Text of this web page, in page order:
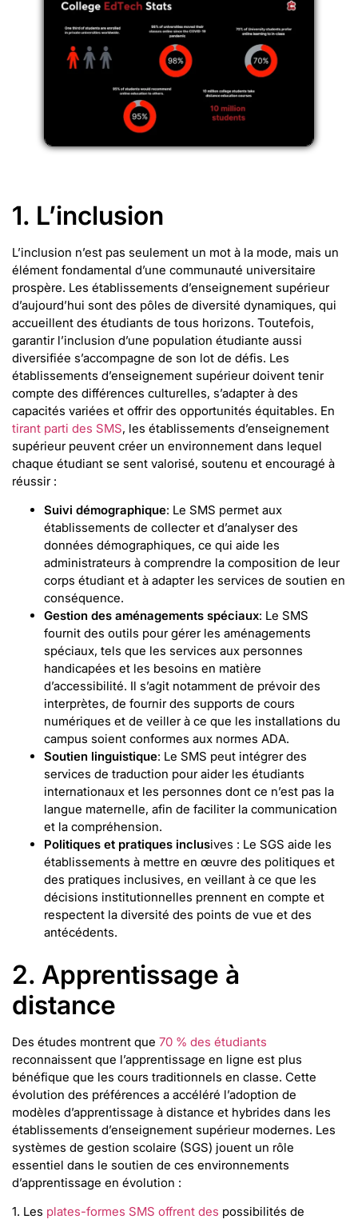
1. L’inclusion
L’inclusion n’est pas seulement un mot à la mode, mais un
élément fondamental d’une communauté universitaire
prospère. Les établissements d’enseignement supérieur
d’aujourd’hui sont des pôles de diversité dynamiques, qui
accueillent des étudiants de tous horizons. Toutefois,
garantir l’inclusion d’une population étudiante aussi
diversifiée s’accompagne de son lot de défis. Les
établissements d’enseignement supérieur doivent tenir
compte des différences culturelles, s’adapter à des
capacités variées et offrir des opportunités équitables. En
tirant parti des SMS, les établissements d’enseignement
supérieur peuvent créer un environnement dans lequel
chaque étudiant se sent valorisé, soutenu et encouragé à
réussir :
Suivi démographique: Le SMS permet aux
établissements de collecter et d’analyser des
données démographiques, ce qui aide les
administrateurs à comprendre la composition de leur
corps étudiant et à adapter les services de soutien en
conséquence.
Gestion des aménagements spéciaux: Le SMS
fournit des outils pour gérer les aménagements
spéciaux, tels que les services aux personnes
handicapées et les besoins en matière
d’accessibilité. Il s’agit notamment de prévoir des
interprètes, de fournir des supports de cours
numériques et de veiller à ce que les installations du
campus soient conformes aux normes ADA.
Soutien linguistique: Le SMS peut intégrer des
services de traduction pour aider les étudiants
internationaux et les personnes dont ce n’est pas la
langue maternelle, afin de faciliter la communication
et la compréhension.
Politiques et pratiques inclusives : Le SGS aide les
établissements à mettre en œuvre des politiques et
des pratiques inclusives, en veillant à ce que les
décisions institutionnelles prennent en compte et
respectent la diversité des points de vue et des
antécédents.
2. Apprentissage à
distance
Des études montrent que 70 % des étudiants
reconnaissent que l’apprentissage en ligne est plus
bénéfique que les cours traditionnels en classe. Cette
évolution des préférences a accéléré l’adoption de
modèles d’apprentissage à distance et hybrides dans les
établissements d’enseignement supérieur modernes. Les
systèmes de gestion scolaire (SGS) jouent un rôle
essentiel dans le soutien de ces environnements
d’apprentissage en évolution :
1. Les plates-formes SMS offrent des possibilités de